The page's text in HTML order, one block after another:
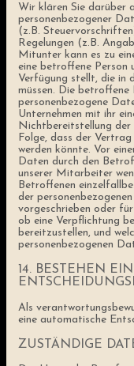
Wir klären Sie darüber
personenbezogener
(z.B.
Regelungen (z.B.
Mitunter kann es zu
eine betroffene Person
Verfügung stellt, die in
müssen. Die betroffene
personenbezogene
Unternehmen mit ihr
Nichtbereitstellung
Folge, dass der
werden könnte. Vor
Daten durch den
unserer Mitarbeiter
Betroffenen
der
vorgeschrieben oder
ob eine Verpflichtung
bereitzustellen, und
personenbezogenen
14. BESTEHEN
Als
eine automatische
ZUSTÄNDIGE